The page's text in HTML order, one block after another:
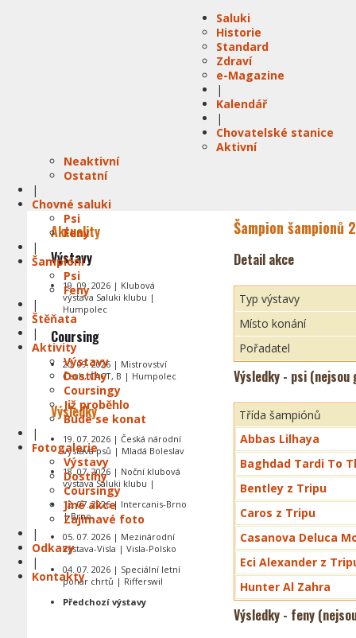
Saluki
Historie
Standard
Zdraví
e-Magazine
|
Kalendář
|
Chovatelské stanice
Aktivní
Neaktivní
Ostatní
|
Chovné saluki
Psi
Feny
|
Šampióni
Psi
Feny
|
Štěňata
|
Aktivity
Výstavy
Dostihy
Coursingy
Již proběhlo
Bude se konat
|
Fotogalerie
Výstavy
Dostihy
Coursingy
Jiné akce
Zajímavé foto
|
Odkazy
|
Kontakty
Šampion šampionů
Detail akce
Typ výstavy
Místo konání
Pořadatel
Výsledky - psi
Třída šampiónů
Abbas Lilhaya
Baghdad Tardi To
Bentley z Tripu
Caros z Tripu
Casanova Deluca
Eci Alexander z
Hunter Al Zahra
Výsledky - feny
Aktuality
Výstavy
19. 09. 2026 | Klubová
výstava Saluki klubu |
Humpolec
Coursing
20. 09. 2026 | Mistrovství
Čech, CACT, B | Humpolec
Výsledky
19. 07. 2026 | Česká národní
výstava psů | Mladá Boleslav
18. 07. 2026 | Noční klubová
výstava Saluki klubu |
12. 07. 2026 | Intercanis-Brno
| Brno
05. 07. 2026 | Mezinárodní
výstava-Visla | Visla-Polsko
04. 07. 2026 | Speciální letní
pohár chrtů | Rifferswil
Předchozí výstavy